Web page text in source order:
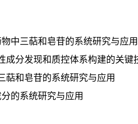
中三萜和皂苷的系统研究与应用
成分发现和质控体系构建的关键
萜和皂苷的系统研究与应用
的系统研究与应用